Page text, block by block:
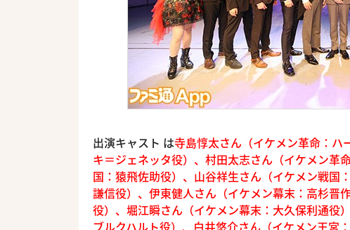
出演キャスト は寺島惇太さん（イケメン革命：ハ
キ＝ジェネッタ役）、村田太志さん（イケメン革
国：猿飛佐助役）、山谷祥生さん（イケメン戦国
謙信役）、伊東健人さん（イケメン幕末：高杉晋
役）、堀江瞬さん（イケメン幕末：大久保利通役
ブルクハルト役）、白井悠介さん（イケメン王宮